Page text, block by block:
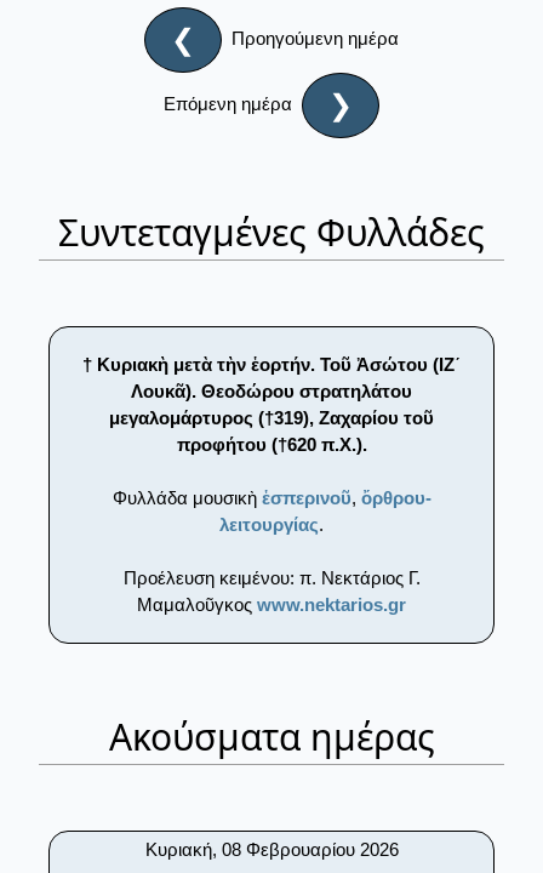
❮ Προηγούμενη ημέρα
Επόμενη ημέρα ❯
Συντεταγμένες Φυλλάδες
† Κυριακὴ μετὰ τὴν ἑορτήν. Τοῦ Ἀσώτου (ΙΖ´
Λουκᾶ). Θεοδώρου στρατηλάτου
μεγαλομάρτυρος (†319), Ζαχαρίου τοῦ
προφήτου (†620 π.Χ.).
Φυλλάδα μουσικὴ ἑσπερινοῦ, ὄρθρου-
λειτουργίας.
Προέλευση κειμένου: π. Νεκτάριος Γ.
Μαμαλοῦγκος www.nektarios.gr
Ακούσματα ημέρας
Κυριακή, 08 Φεβρουαρίου 2026